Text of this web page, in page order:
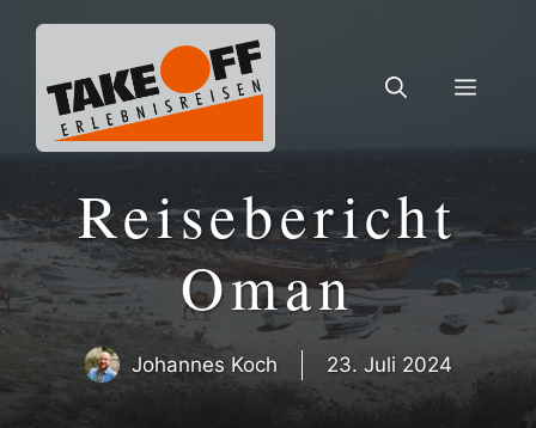
springen
Menü
Reisebericht
Oman
Johannes Koch 23. Juli 2024